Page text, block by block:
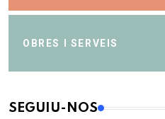
OBRES I SERVEIS
SEGUIU-NOS